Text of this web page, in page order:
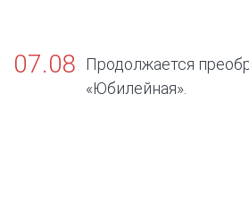
07.08
Продолжается
«Юбилейная».